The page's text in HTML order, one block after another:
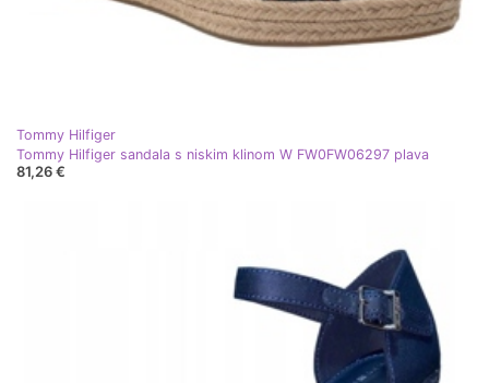
Tommy Hilfiger
Tommy Hilfiger sandala s niskim klinom W FW0FW06297 plava
81,26 €